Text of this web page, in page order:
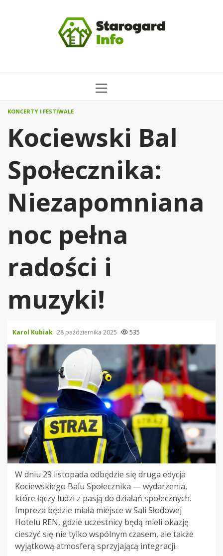
MENU
KONCERTY I FESTIWALE
Kociewski Bal
Społecznika:
Niezapomniana
noc pełna
radości i
muzyki!
Karol Kubiak 28 października 2025 535
W dniu 29 listopada odbędzie się druga edycja
Kociewskiego Balu Społecznika — wydarzenia,
które łączy ludzi z pasją do działań społecznych.
Impreza będzie miała miejsce w Sali Słodowej
Hotelu REN, gdzie uczestnicy będą mieli okazję
cieszyć się nie tylko wspólnym czasem, ale także
wyjątkową atmosferą sprzyjającą integracji.